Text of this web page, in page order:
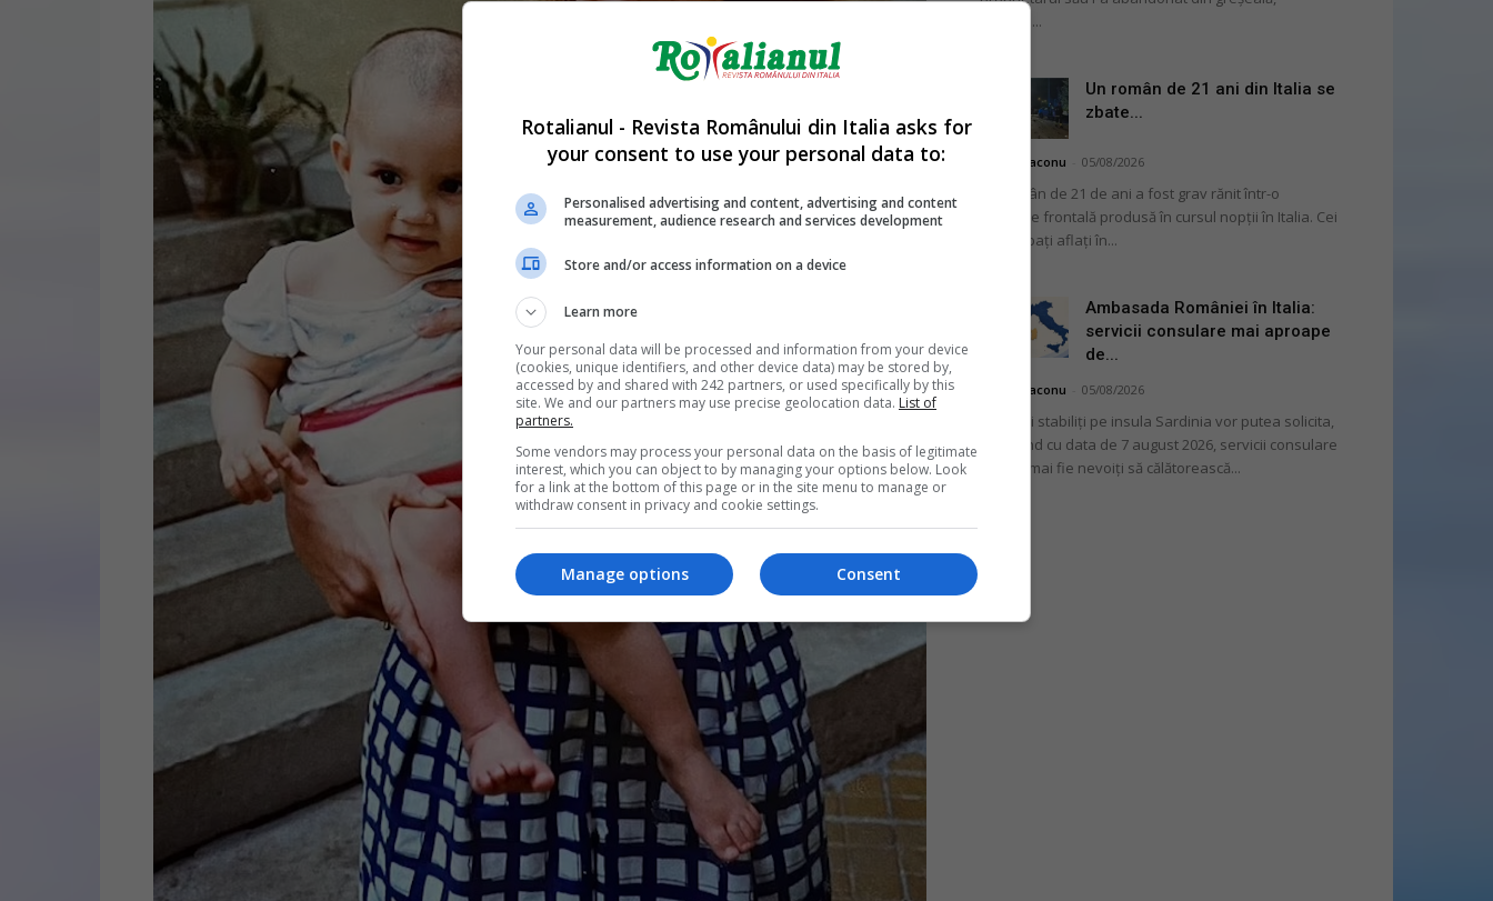
convins...
Un român de 21 ani din Italia se
zbate...
Mihai Diaconu 05/08/2026
Un român de 21 de ani a fost grav rănit într-o
coliziune frontală produsă în cursul nopții în Italia. Cei
doi bărbați aflați în...
Ambasada României în Italia:
servicii consulare mai aproape
de...
Mihai Diaconu 05/08/2026
Românii stabiliți pe insula Sardinia vor putea solicita,
începând cu data de 7 august 2026, servicii consulare
fără să mai fie nevoiți să călătorească...
Rotalianul - Revista Românului din Italia asks for
your consent to use your personal data to:
Personalised advertising and content, advertising and content
measurement, audience research and services development
Store and/or access information on a device
Learn more
Your personal data will be processed and information from your device
(cookies, unique identifiers, and other device data) may be stored by,
accessed by and shared with 242 partners, or used specifically by this
site. We and our partners may use precise geolocation data. List of
partners.
Some vendors may process your personal data on the basis of legitimate
interest, which you can object to by managing your options below. Look
for a link at the bottom of this page or in the site menu to manage or
withdraw consent in privacy and cookie settings.
Consent
Manage options